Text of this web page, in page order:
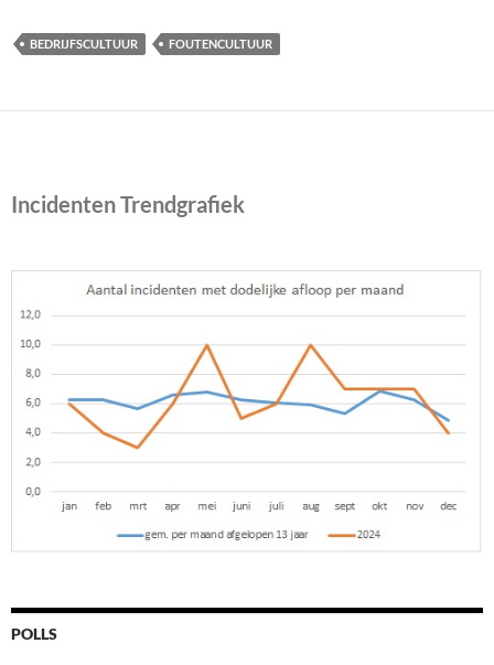
BEDRIJFSCULTUUR FOUTENCULTUUR
Incidenten Trendgrafiek
POLLS